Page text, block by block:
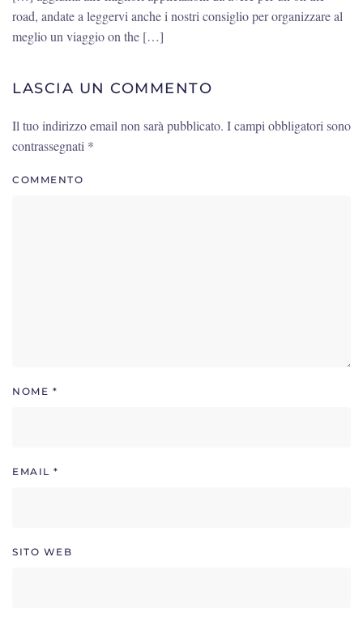
road, andate a leggervi anche i nostri consiglio per organizzare al
meglio un viaggio on the […]
LASCIA UN COMMENTO
Il tuo indirizzo email non sarà pubblicato. I campi obbligatori sono
contrassegnati *
COMMENTO
NOME *
EMAIL *
SITO WEB